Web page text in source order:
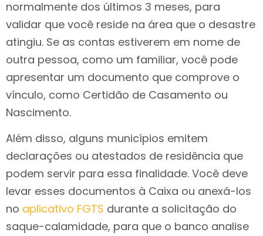
normalmente dos últimos 3 meses, para
validar que você reside na área que o desastre
atingiu. Se as contas estiverem em nome de
outra pessoa, como um familiar, você pode
apresentar um documento que comprove o
vínculo, como Certidão de Casamento ou
Nascimento.
Além disso, alguns municípios emitem
declarações ou atestados de residência que
podem servir para essa finalidade. Você deve
levar esses documentos à Caixa ou anexá-los
no aplicativo FGTS durante a solicitação do
saque-calamidade, para que o banco analise